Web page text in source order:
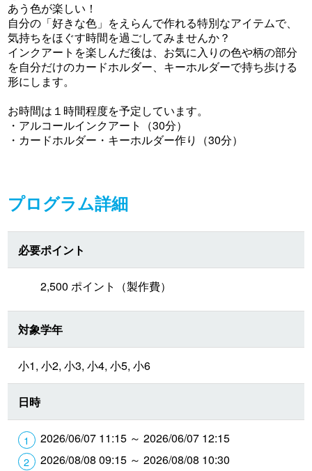
あう色が楽しい！
自分の「好きな色」をえらんで作れる特別なアイテムで、
気持ちをほぐす時間を過ごしてみませんか？
インクアートを楽しんだ後は、お気に入りの色や柄の部分
を自分だけのカードホルダー、キーホルダーで持ち歩ける
形にします。
お時間は１時間程度を予定しています。
・アルコールインクアート（30分）
・カードホルダー・キーホルダー作り（30分）
プログラム詳細
必要ポイント
2,500 ポイント（製作費）
対象学年
小1, 小2, 小3, 小4, 小5, 小6
日時
2026/06/07 11:15 ～ 2026/06/07 12:15
2026/08/08 09:15 ～ 2026/08/08 10:30